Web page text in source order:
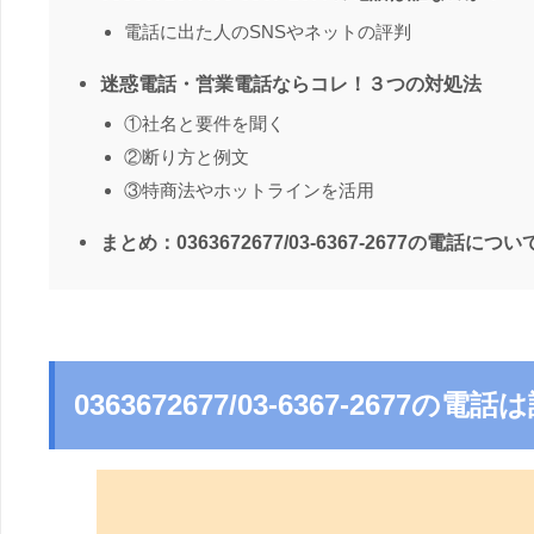
電話に出た人のSNSやネットの評判
迷惑電話・営業電話ならコレ！３つの対処法
①社名と要件を聞く
②断り方と例文
③特商法やホットラインを活用
まとめ：0363672677/03-6367-2677の電話につい
0363672677/03-6367-2677の電話